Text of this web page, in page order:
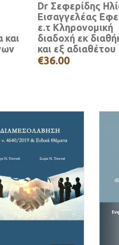
και
Dr Σεφερίδης
Εισαγγελέας
ε.τ Κληρονομική
διαδοχή εκ
και εξ αδιαθέτου
€36.00